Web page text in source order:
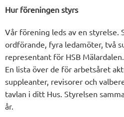
Hur föreningen styrs
Vår förening leds av en styrelse.
ordförande, fyra ledamöter, två
representant för HSB Mälardalen.
En lista över de för arbetsåret
suppleanter, revisorer och
tavlan i ditt Hus. Styrelsen
år.